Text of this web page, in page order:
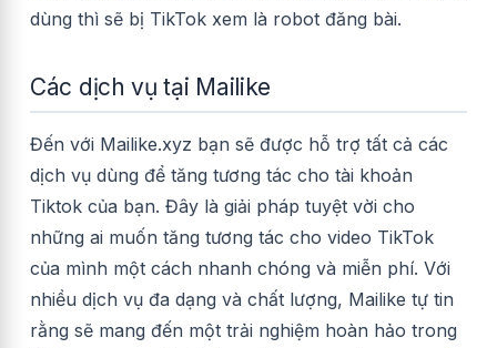
dùng thì sẽ bị TikTok xem là robot đăng bài.
Các dịch vụ tại Mailike
Đến với Mailike.xyz bạn sẽ được hỗ trợ tất cả các
dịch vụ dùng để tăng tương tác cho tài khoản
Tiktok của bạn. Đây là giải pháp tuyệt vời cho
những ai muốn tăng tương tác cho video TikTok
của mình một cách nhanh chóng và miễn phí. Với
nhiều dịch vụ đa dạng và chất lượng, Mailike tự tin
rằng sẽ mang đến một trải nghiệm hoàn hảo trong